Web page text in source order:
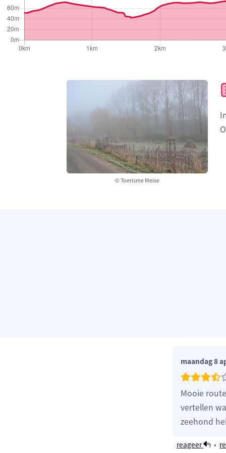
© Toerisme Meise
maandag 8
Mooie
vertellen
zeehond
reageer •